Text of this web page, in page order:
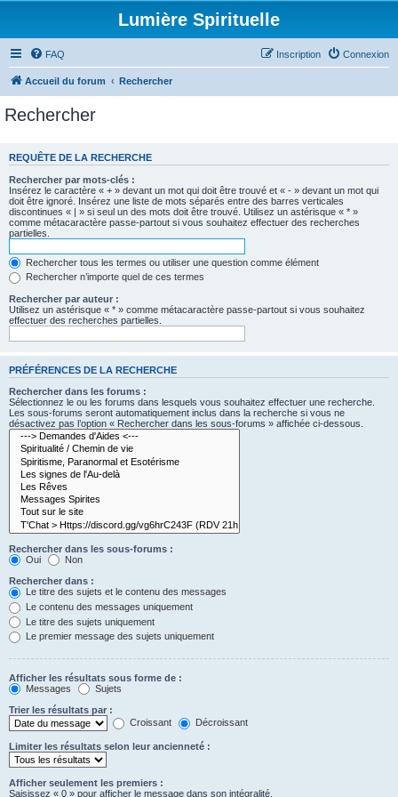
Lumière Spirituelle
FAQ Connexion
Inscription
Accueil du forum Rechercher
Rechercher
REQUÊTE DE LA RECHERCHE
Rechercher par mots-clés :
Insérez le caractère « + » devant un mot qui doit être trouvé et « - » devant un mot qui
doit être ignoré. Insérez une liste de mots séparés entre des barres verticales
discontinues « | » si seul un des mots doit être trouvé. Utilisez un astérisque « * »
comme métacaractère passe-partout si vous souhaitez effectuer des recherches
partielles.
Rechercher tous les termes ou utiliser une question comme élément
Rechercher n’importe quel de ces termes
Rechercher par auteur :
Utilisez un astérisque « * » comme métacaractère passe-partout si vous souhaitez
effectuer des recherches partielles.
PRÉFÉRENCES DE LA RECHERCHE
Rechercher dans les forums :
Sélectionnez le ou les forums dans lesquels vous souhaitez effectuer une recherche.
Les sous-forums seront automatiquement inclus dans la recherche si vous ne
désactivez pas l’option « Rechercher dans les sous-forums » affichée ci-dessous.
Rechercher dans les sous-forums :
Oui
Non
Rechercher dans :
Le titre des sujets et le contenu des messages
Le contenu des messages uniquement
Le titre des sujets uniquement
Le premier message des sujets uniquement
Afficher les résultats sous forme de :
Messages
Sujets
Trier les résultats par :
Croissant
Décroissant
Limiter les résultats selon leur ancienneté :
Afficher seulement les premiers :
Saisissez « 0 » pour afficher le message dans son intégralité.